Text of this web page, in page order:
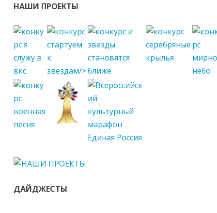
НАШИ ПРОЕКТЫ
ДАЙДЖЕСТЫ